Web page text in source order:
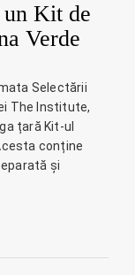
un Kit de
Verde
Selectării
The Institute,
țară Kit-ul
conține
și